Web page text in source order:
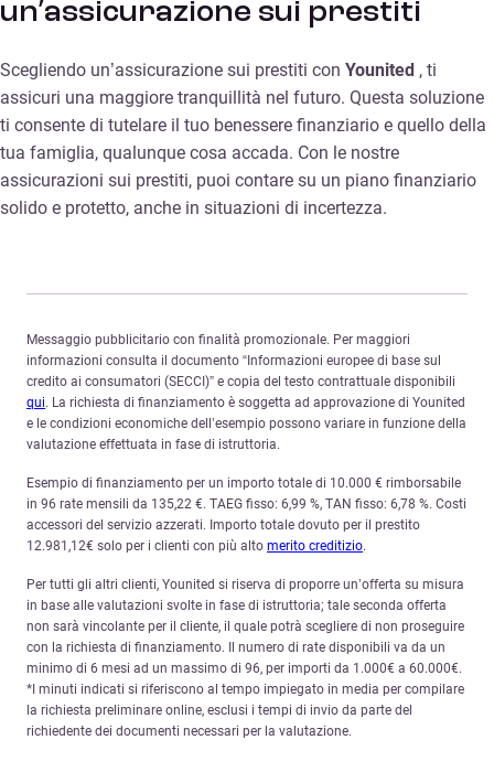
un’assicurazione sui prestiti
Scegliendo un’assicurazione sui prestiti con Younited , ti
assicuri una maggiore tranquillità nel futuro. Questa soluzione
ti consente di tutelare il tuo benessere finanziario e quello della
tua famiglia, qualunque cosa accada. Con le nostre
assicurazioni sui prestiti, puoi contare su un piano finanziario
solido e protetto, anche in situazioni di incertezza.
Messaggio pubblicitario con finalità promozionale. Per maggiori
informazioni consulta il documento “Informazioni europee di base sul
credito ai consumatori (SECCI)” e copia del testo contrattuale disponibili
qui. La richiesta di finanziamento è soggetta ad approvazione di Younited
e le condizioni economiche dell’esempio possono variare in funzione della
valutazione effettuata in fase di istruttoria.
Esempio di finanziamento per un importo totale di 10.000 € rimborsabile
in 96 rate mensili da 135,22 €. TAEG fisso: 6,99 %, TAN fisso: 6,78 %. Costi
accessori del servizio azzerati. Importo totale dovuto per il prestito
12.981,12€ solo per i clienti con più alto merito creditizio.
Per tutti gli altri clienti, Younited si riserva di proporre un’offerta su misura
in base alle valutazioni svolte in fase di istruttoria; tale seconda offerta
non sarà vincolante per il cliente, il quale potrà scegliere di non proseguire
con la richiesta di finanziamento. Il numero di rate disponibili va da un
minimo di 6 mesi ad un massimo di 96, per importi da 1.000€ a 60.000€.
*I minuti indicati si riferiscono al tempo impiegato in media per compilare
la richiesta preliminare online, esclusi i tempi di invio da parte del
richiedente dei documenti necessari per la valutazione.